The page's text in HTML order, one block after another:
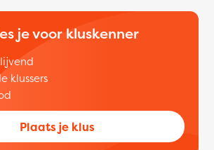
je voor kluskenner
klussers
Plaats je klus